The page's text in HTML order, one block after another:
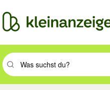
Suchbegriff eingeben.